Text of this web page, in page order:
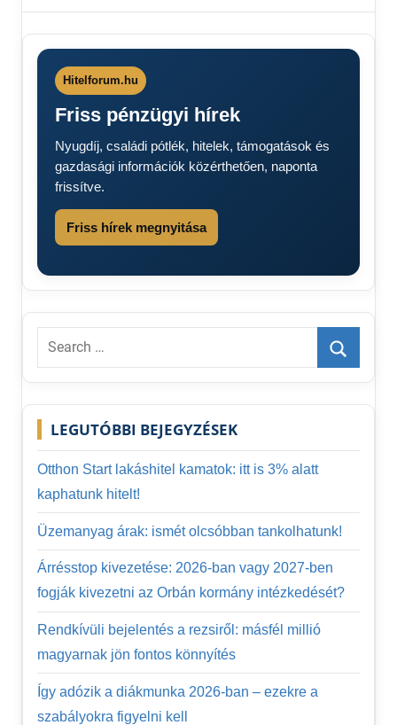
házak
ház
árverés
Ingatlan
árverés
Hitelforum.hu
Friss pénzügyi hírek
Nyugdíj, családi pótlék, hitelek, támogatások és
gazdasági információk közérthetően, naponta
frissítve.
Friss hírek megnyitása
Search
Search
LEGUTÓBBI BEJEGYZÉSEK
Otthon Start lakáshitel kamatok: itt is 3% alatt
kaphatunk hitelt!
Üzemanyag árak: ismét olcsóbban tankolhatunk!
Árrésstop kivezetése: 2026-ban vagy 2027-ben
fogják kivezetni az Orbán kormány intézkedését?
Rendkívüli bejelentés a rezsiről: másfél millió
magyarnak jön fontos könnyítés
Így adózik a diákmunka 2026-ban – ezekre a
szabályokra figyelni kell